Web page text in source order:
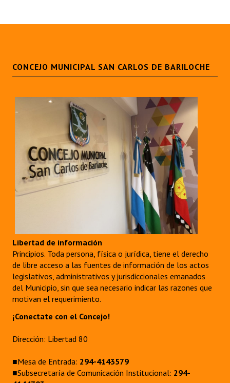
CONCEJO MUNICIPAL SAN CARLOS DE BARILOCHE
Libertad de información
Principios. Toda persona, física o jurídica, tiene el derecho
de libre acceso a las fuentes de información de los actos
legislativos, administrativos y jurisdiccionales emanados
del Municipio, sin que sea necesario indicar las razones que
motivan el requerimiento.
¡Conectate con el Concejo!
Dirección: Libertad 80
■Mesa de Entrada: 294-4143579
■Subsecretaría de Comunicación Institucional: 294-